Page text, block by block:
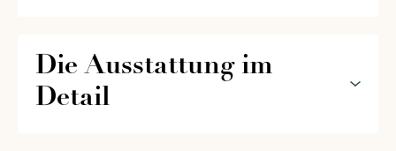
Die Ausstattung im
Detail